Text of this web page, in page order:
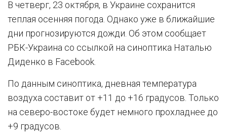
В четверг, 23 октября, в Украине сохранится
теплая осенняя погода. Однако уже в ближайшие
дни прогнозируются дожди. Об этом сообщает
РБК-Украина со ссылкой на синоптика Наталью
Диденко в Facebook.
По данным синоптика, дневная температура
воздуха составит от +11 до +16 градусов. Только
на северо-востоке будет немного прохладнее до
+9 градусов.